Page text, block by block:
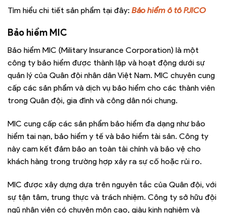
Tìm hiểu chi tiết sản phẩm tại đây: Bảo hiểm ô tô PJICO
Bảo hiểm MIC
Bảo hiểm MIC (Military Insurance Corporation) là một
công ty bảo hiểm được thành lập và hoạt động dưới sự
quản lý của Quân đội nhân dân Việt Nam. MIC chuyên cung
cấp các sản phẩm và dịch vụ bảo hiểm cho các thành viên
trong Quân đội, gia đình và công dân nói chung.
MIC cung cấp các sản phẩm bảo hiểm đa dạng như bảo
hiểm tai nạn, bảo hiểm y tế và bảo hiểm tài sản. Công ty
này cam kết đảm bảo an toàn tài chính và bảo vệ cho
khách hàng trong trường hợp xảy ra sự cố hoặc rủi ro.
MIC được xây dựng dựa trên nguyên tắc của Quân đội, với
sự tận tâm, trung thực và trách nhiệm. Công ty sở hữu đội
ngũ nhân viên có chuyên môn cao, giàu kinh nghiệm và